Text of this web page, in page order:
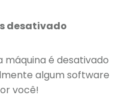
desativado
máquina é desativado
algum software
você!